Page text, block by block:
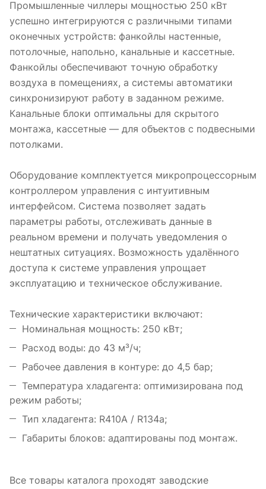
Промышленные чиллеры мощностью 250 кВт
успешно интегрируются с различными типами
оконечных устройств: фанкойлы настенные,
потолочные, напольно, канальные и кассетные.
Фанкойлы обеспечивают точную обработку
воздуха в помещениях, а системы автоматики
синхронизируют работу в заданном режиме.
Канальные блоки оптимальны для скрытого
монтажа, кассетные — для объектов с подвесными
потолками.
Оборудование комплектуется микропроцессорным
контроллером управления с интуитивным
интерфейсом. Система позволяет задать
параметры работы, отслеживать данные в
реальном времени и получать уведомления о
нештатных ситуациях. Возможность удалённого
доступа к системе управления упрощает
эксплуатацию и техническое обслуживание.
Технические характеристики включают:
Номинальная мощность: 250 кВт;
Расход воды: до 43 м³/ч;
Рабочее давления в контуре: до 4,5 бар;
Температура хладагента: оптимизирована под
режим работы;
Тип хладагента: R410A / R134a;
Габариты блоков: адаптированы под монтаж.
Все товары каталога проходят заводские